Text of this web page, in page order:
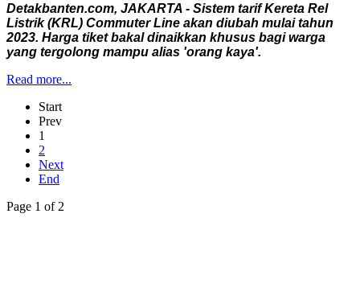
Detakbanten.com, JAKARTA - Sistem tarif Kereta Rel
Listrik (KRL) Commuter Line akan diubah mulai tahun
2023. Harga tiket bakal dinaikkan khusus bagi warga
yang tergolong mampu alias 'orang kaya'.
Read more...
Start
Prev
1
2
Next
End
Page 1 of 2